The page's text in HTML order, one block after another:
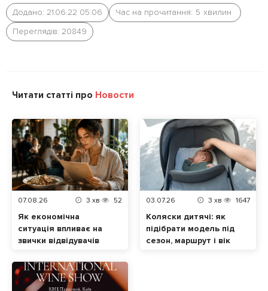
Додано: 21.06.22 05:06
Час на прочитання: 5 хвилин
Переглядів: 20849
Читати статті про Новости
07.08.26 3 хв 52
Як економічна
ситуація впливає на
звички відвідувачів
03.07.26 3 хв 1647
Коляски дитячі: як
підібрати модель під
сезон, маршрут і вік